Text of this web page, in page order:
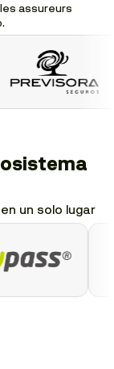
assureurs
un solo lugar